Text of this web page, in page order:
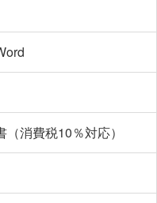
消費税10％対応）